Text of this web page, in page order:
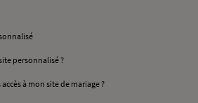
personnalisé ?
à mon site de mariage ?